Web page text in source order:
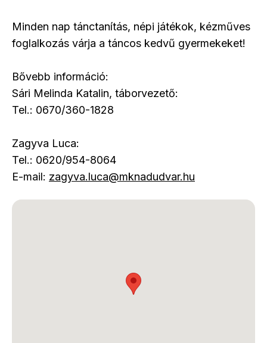
Minden nap tánctanítás, népi játékok, kézműves
foglalkozás várja a táncos kedvű gyermekeket!
Bővebb információ:
Sári Melinda Katalin, táborvezető:
Tel.: 0670/360-1828
Zagyva Luca:
Tel.: 0620/954-8064
E-mail: zagyva.luca@mknadudvar.hu